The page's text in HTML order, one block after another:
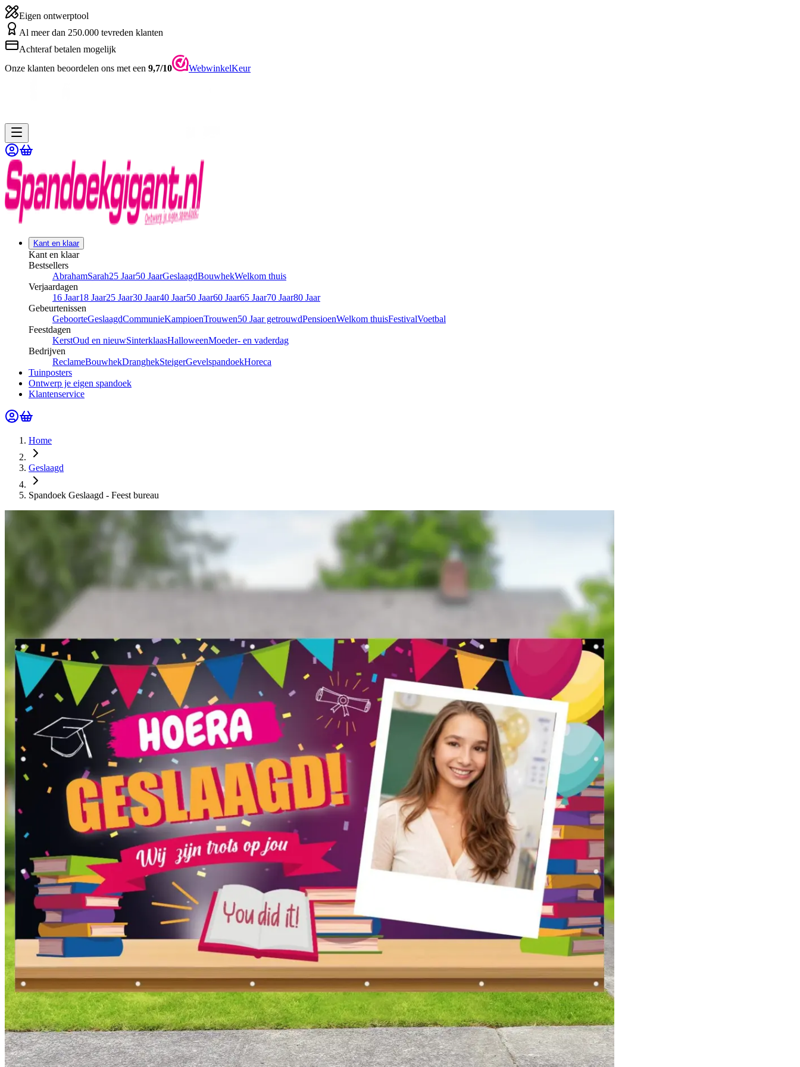
Eigen ontwerptool
Al meer dan 250.000 tevreden klanten
Achteraf betalen mogelijk
Onze klanten beoordelen ons met een 9,7/10 WebwinkelKeur
Kant en klaar
Kant en klaar
Bestsellers
AbrahamSarah25 Jaar50 JaarGeslaagdBouwhekWelkom thuis
Verjaardagen
16 Jaar18 Jaar25 Jaar30 Jaar40 Jaar50 Jaar60 Jaar65 Jaar70 Jaar80 Jaar
Gebeurtenissen
GeboorteGeslaagdCommunieKampioenTrouwen50 Jaar getrouwdPensioenWelkom thuisFestivalVoetbal
Feestdagen
KerstOud en nieuwSinterklaasHalloweenMoeder- en vaderdag
Bedrijven
ReclameBouwhekDranghekSteigerGevelspandoekHoreca
Tuinposters
Ontwerp je eigen spandoek
Klantenservice
Home
Geslaagd
Spandoek Geslaagd - Feest bureau